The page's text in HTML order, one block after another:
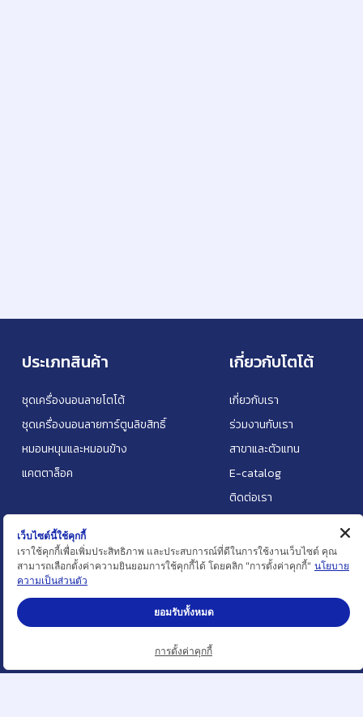
ประเภทสินค้า
ชุดเครื่องนอนลายโตโต้
ชุดเครื่องนอนลายการ์ตูนลิขสิทธิ์
หมอนหนุนและหมอนข้าง
แคตตาล็อค
เกี่ยวกับโตโต้
เกี่ยวกับเรา
ร่วมงานกับเรา
สาขาและตัวแทน
E-catalog
ติดต่อเรา
ช่วยเหลือ
การสั่งซื้อสินค้า
การชำระเงิน
แจ้งชำระเงิน
บริการ
กิจกรรม
เว็บไซต์นี้ใช้คุกกี้
เราใช้คุกกี้เพื่อเพิ่มประสิทธิภาพ และประสบการณ์ที่ดีในการใช้งานเว็บไซต์ คุณ
สามารถเลือกตั้งค่าความยินยอมการใช้คุกกี้ได้ โดยคลิก "การตั้งค่าคุกกี้" นโยบาย
ความเป็นส่วนตัว
ยอมรับทั้งหมด
การตั้งค่าคุกกี้